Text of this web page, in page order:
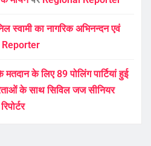
स्वामी का नागरिक अभिनन्दन एवं
के लिए 89 पोलिंग पार्टियां हुई
के साथ सिविल जज सीनियर